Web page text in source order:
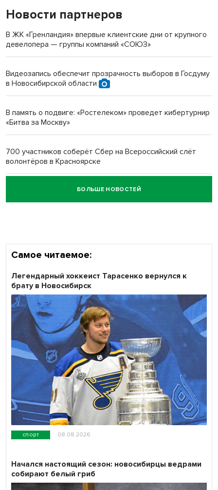
«Мы живём на пастбище!»: в новосибирском селе лошади
терроризируют жителей
Новосибирский преподаватель с женой вошли в топ-16
Новости партнеров
В ЖК «Гренландия» впервые клиентские дни от крупного
девелопера — группы компаний «СОЮЗ»
Видеозапись обеспечит прозрачность выборов в Госдуму
в Новосибирской области
В память о подвиге: «Ростелеком» проведет кибертурнир
«Битва за Москву»
700 участников соберёт Сбер на Всероссийский слёт
волонтёров в Красноярске
Честный выбор: видеонаблюдение обеспечит
объективность результатов ЕДГ в Новосибирской
БОЛЬШЕ НОВОСТЕЙ
Самое читаемое:
спорт 08.08.2026
Легендарный хоккеист Тарасенко вернулся к
брату в Новосибирск
Начался настоящий сезон: новосибирцы ведрами
собирают белый гриб